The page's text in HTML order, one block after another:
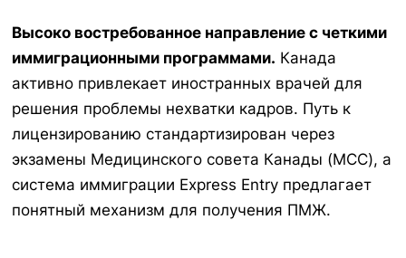
Высоко востребованное направление с четкими
иммиграционными программами. Канада
активно привлекает иностранных врачей для
решения проблемы нехватки кадров. Путь к
лицензированию стандартизирован через
экзамены Медицинского совета Канады (MCC), а
система иммиграции Express Entry предлагает
понятный механизм для получения ПМЖ.